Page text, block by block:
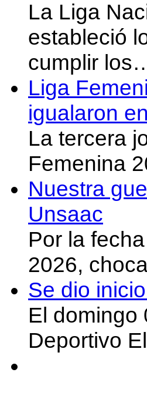
La Liga
estableció
cumplir
Liga
igualaron
La tercera
Femenina
Nuestra
Unsaac
Por la
2026,
Se dio
El domingo
Deportivo